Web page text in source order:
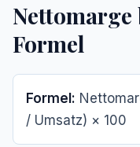
Nettomarge
Formel
Formel:
/ Umsatz) × 100